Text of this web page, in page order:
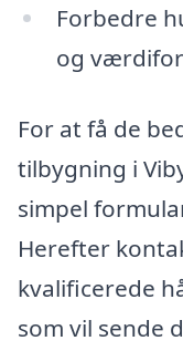
Forbedre
og
For at få de
tilbygning i
simpel
Herefter
kvalificerede
som vil sende